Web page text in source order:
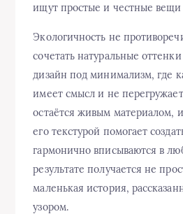
ищут простые и честные вещи
Экологичность не
сочетать натуральные
дизайн под минимализм, где
имеет смысл и не
остаётся живым материалом,
его текстурой помогает
гармонично вписываются в
результате получается не
маленькая история,
узором.